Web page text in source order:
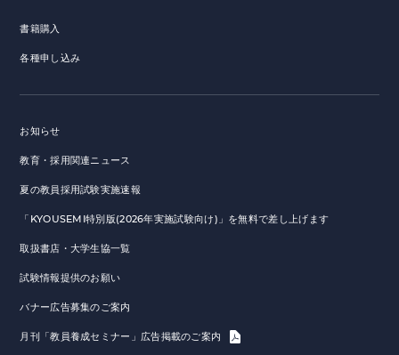
書籍購入
各種申し込み
お知らせ
教育・採用関連ニュース
夏の教員採用試験実施速報
「KYOUSEMI特別版(2026年実施試験向け)」を無料で差し上げます
取扱書店・大学生協一覧
試験情報提供のお願い
バナー広告募集のご案内
月刊「教員養成セミナー」広告掲載のご案内